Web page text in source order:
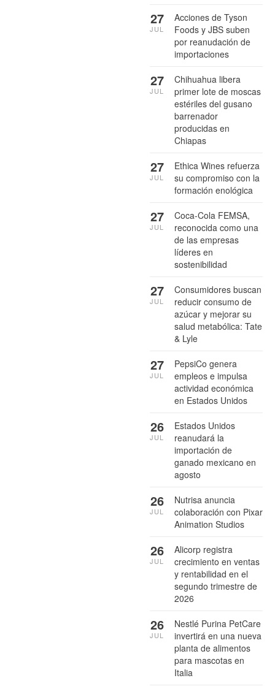
Acciones de Tyson
Foods y JBS suben
por reanudación de
importaciones
27
JUL
Chihuahua libera
primer lote de moscas
estériles del gusano
barrenador
producidas en
Chiapas
27
JUL
Ethica Wines refuerza
su compromiso con la
formación enológica
27
JUL
Coca-Cola FEMSA,
reconocida como una
de las empresas
líderes en
sostenibilidad
27
JUL
Consumidores buscan
reducir consumo de
azúcar y mejorar su
salud metabólica: Tate
& Lyle
27
JUL
PepsiCo genera
empleos e impulsa
actividad económica
en Estados Unidos
27
JUL
Estados Unidos
reanudará la
importación de
ganado mexicano en
agosto
26
JUL
Nutrisa anuncia
colaboración con Pixar
Animation Studios
26
JUL
Alicorp registra
crecimiento en ventas
y rentabilidad en el
segundo trimestre de
2026
26
JUL
Nestlé Purina PetCare
invertirá en una nueva
planta de alimentos
para mascotas en
Italia
26
JUL